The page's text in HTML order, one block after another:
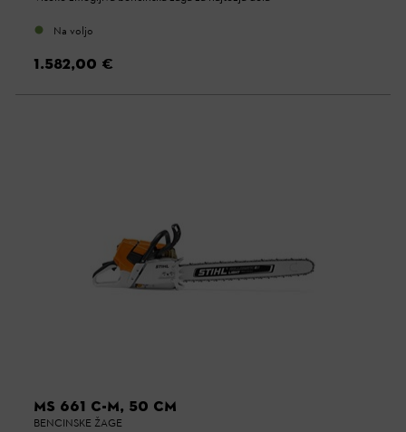
Na voljo
1.582,00 €
MS 661 C-M, 50 CM
BENCINSKE ŽAGE